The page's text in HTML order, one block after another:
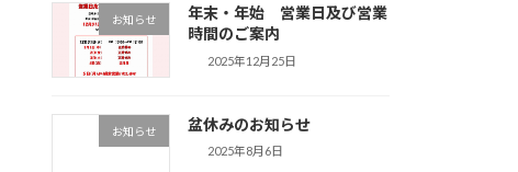
お知らせ
年末・年始 営業日及び営業
時間のご案内
2025年12月25日
お知らせ 盆休みのお知らせ
2025年8月6日